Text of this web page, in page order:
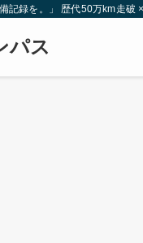
記録を。」 歴代50万km走
パス